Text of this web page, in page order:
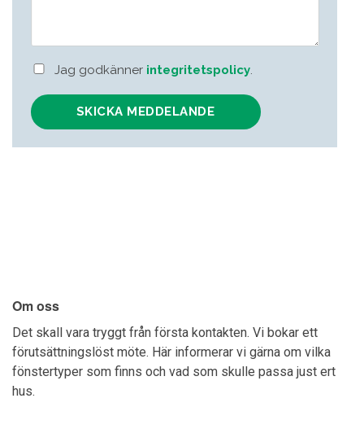
Jag godkänner integritetspolicy
Om oss
Det skall vara tryggt från första kontakten. Vi bokar ett
förutsättningslöst möte. Här informerar vi gärna om vilka
fönstertyper som finns och vad som skulle passa just ert
hus.